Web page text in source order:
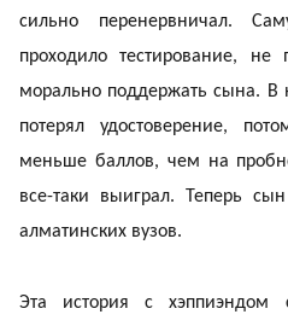
сильно перенервничал.
проходило тестирование,
морально поддержать сына.
потерял удостоверение,
меньше баллов, чем на
все-таки выиграл. Теперь
алматинских вузов.
Эта история с хэппиэндом